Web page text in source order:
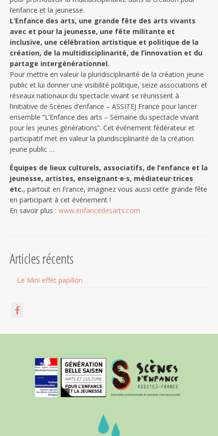
l’enfance et la jeunesse.
L’Enfance des arts, une grande fête des arts vivants
avec et pour la jeunesse, une fête militante et
inclusive, une célébration artistique et politique de la
création, de la multidisciplinarité, de l’innovation et du
partage intergénérationnel.
Pour mettre en valeur la pluridisciplinarité de la création jeune
public et lui donner une visibilité politique, seize associations et
réseaux nationaux du spectacle vivant se réunissent à
l’initiative de Scènes d’enfance – ASSITEJ France pour lancer
ensemble “L’Enfance des arts – Semaine du spectacle vivant
pour les jeunes générations”. Cet événement fédérateur et
participatif met en valeur la pluridisciplinarité de la création
jeune public …
Équipes de lieux culturels, associatifs, de l’enfance et la
jeunesse, artistes, enseignant·e·s, médiateur·trices
etc., partout en France, imaginez vous aussi cette grande fête
en participant à cet événement !
En savoir plus : www.enfancedesarts.com
Articles récents
Le Mini effet papillon